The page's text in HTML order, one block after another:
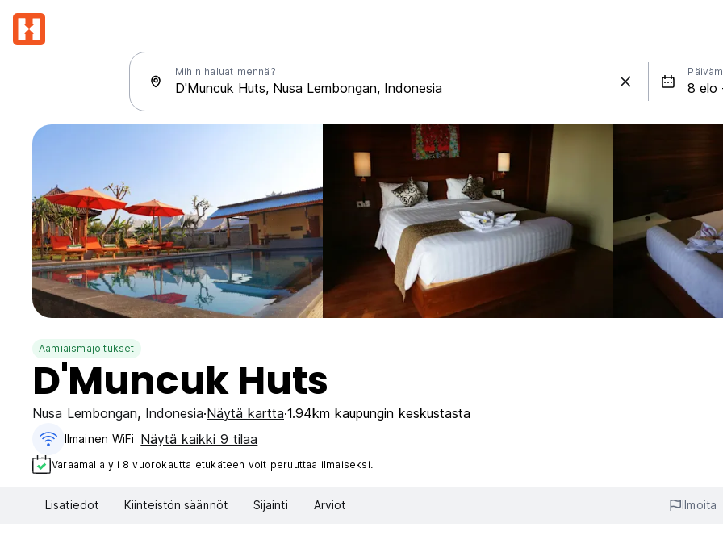
Mihin haluat mennä?
Aamiaismajoitukset
D'Muncuk Huts
Nusa Lembongan, Indonesia Näytä kartta 1.94km kaupungin keskustasta
Ilmainen WiFi Näytä kaikki 9 tilaa
Varaamalla yli 8 vuorokautta etukäteen voit peruuttaa ilmaiseksi.
Lisatiedot Kiinteistön säännöt Sijainti Arviot Ilmoita